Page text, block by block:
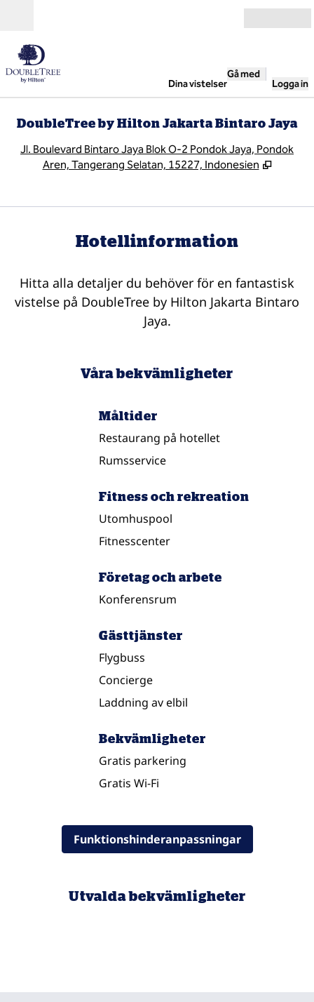
Dina vistelser
Gå med
Logga in
DoubleTree by Hilton Jakarta Bintaro Jaya
Jl. Boulevard Bintaro Jaya Blok O-2 Pondok Jaya, Pondok
Aren, Tangerang Selatan, 15227, Indonesien
Hotellinformation
Hitta alla detaljer du behöver för en fantastisk
vistelse på DoubleTree by Hilton Jakarta Bintaro
Jaya.
Våra bekvämligheter
Måltider
Restaurang på hotellet
Rumsservice
Fitness och rekreation
Utomhuspool
Fitnesscenter
Företag och arbete
Konferensrum
Gästtjänster
Flygbuss
Concierge
Laddning av elbil
Bekvämligheter
Gratis parkering
Gratis Wi-Fi
Funktionshinderanpassningar
Utvalda bekvämligheter
FAMILJER OCH BARN